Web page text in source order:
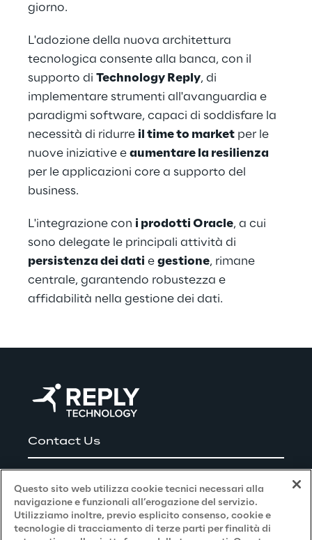
giorno.
L'adozione della nuova architettura
tecnologica consente alla banca, con il
supporto di Technology Reply, di
implementare strumenti all'avanguardia e
paradigmi software, capaci di soddisfare la
necessità di ridurre il time to market per le
nuove iniziative e aumentare la resilienza
per le applicazioni core a supporto del
business.
L'integrazione con i prodotti Oracle, a cui
sono delegate le principali attività di
persistenza dei dati e gestione, rimane
centrale, garantendo robustezza e
affidabilità nella gestione dei dati.
Contact Us
Privacy and Legal
Questo sito web utilizza cookie tecnici necessari alla
navigazione e funzionali all’erogazione del servizio.
Utilizziamo inoltre, previo esplicito consenso, cookie e
tecnologie di tracciamento di terze parti per finalità di